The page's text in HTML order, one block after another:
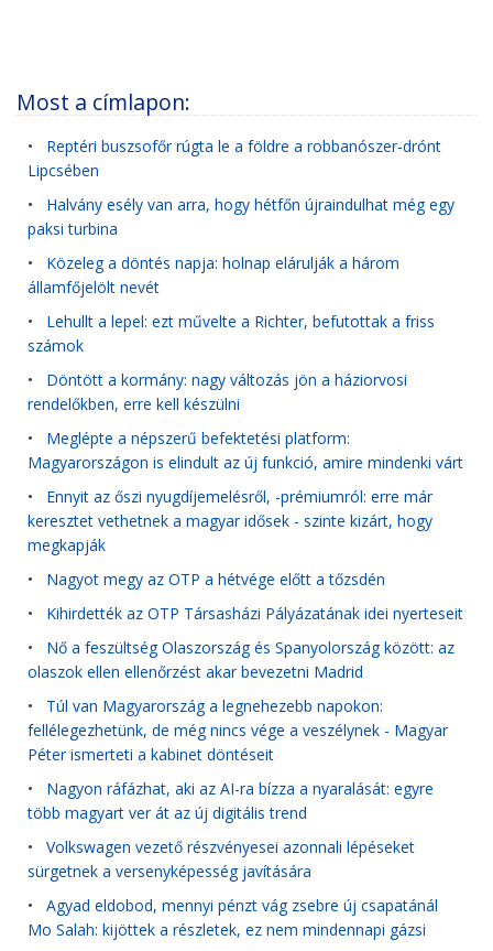
Most a címlapon:
• Reptéri buszsofőr rúgta le a földre a robbanószer-drónt
Lipcsében
• Halvány esély van arra, hogy hétfőn újraindulhat még egy
paksi turbina
• Közeleg a döntés napja: holnap elárulják a három
államfőjelölt nevét
• Lehullt a lepel: ezt művelte a Richter, befutottak a friss
számok
• Döntött a kormány: nagy változás jön a háziorvosi
rendelőkben, erre kell készülni
• Meglépte a népszerű befektetési platform:
Magyarországon is elindult az új funkció, amire mindenki várt
• Ennyit az őszi nyugdíjemelésről, -prémiumról: erre már
keresztet vethetnek a magyar idősek - szinte kizárt, hogy
megkapják
• Nagyot megy az OTP a hétvége előtt a tőzsdén
• Kihirdették az OTP Társasházi Pályázatának idei nyerteseit
• Nő a feszültség Olaszország és Spanyolország között: az
olaszok ellen ellenőrzést akar bevezetni Madrid
• Túl van Magyarország a legnehezebb napokon:
fellélegezhetünk, de még nincs vége a veszélynek - Magyar
Péter ismerteti a kabinet döntéseit
• Nagyon ráfázhat, aki az AI-ra bízza a nyaralását: egyre
több magyart ver át az új digitális trend
• Volkswagen vezető részvényesei azonnali lépéseket
sürgetnek a versenyképesség javítására
• Agyad eldobod, mennyi pénzt vág zsebre új csapatánál
Mo Salah: kijöttek a részletek, ez nem mindennapi gázsi